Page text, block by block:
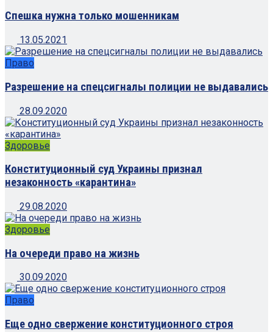
Спешка нужна только мошенникам
13.05.2021
Право
Разрешение на спецсигналы полиции не выдавались
28.09.2020
Здоровье
Конституционный суд Украины признал
незаконность «карантина»
29.08.2020
Здоровье
На очереди право на жизнь
30.09.2020
Право
Еще одно свержение конституционного строя